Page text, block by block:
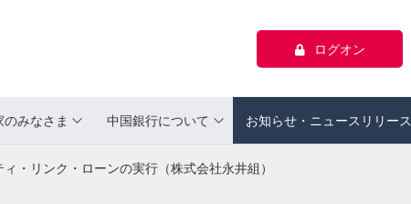
ログオン
みなさま 中国銀行について お知らせ・ニュースリリース
・リンク・ローンの実行（株式会社永井組）